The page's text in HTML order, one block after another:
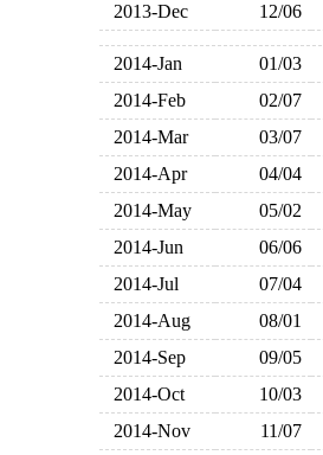
2013-Dec
12/06
2014-Jan 01/03
2014-Feb
02/07
2014-Mar
03/07
2014-Apr
04/04
2014-May
05/02
2014-Jun
06/06
2014-Jul
07/04
2014-Aug
08/01
2014-Sep
09/05
2014-Oct
10/03
2014-Nov
11/07